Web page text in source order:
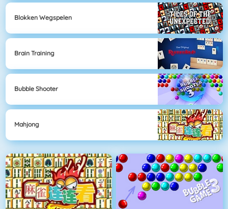
Blokken Wegspelen
Brain Training
Bubble Shooter
Mahjong